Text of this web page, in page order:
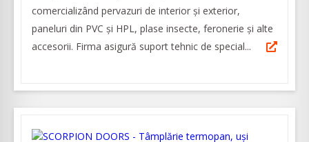
comercializând pervazuri de interior și exterior,
paneluri din PVC și HPL, plase insecte, feronerie și alte
accesorii. Firma asigură suport tehnic de special...